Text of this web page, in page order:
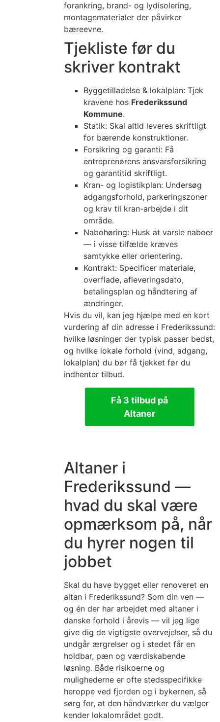
forankring, brand- og lydisolering,
montagematerialer der påvirker
bæreevne.
Tjekliste før du
skriver kontrakt
Byggetilladelse & lokalplan: Tjek
kravene hos Frederikssund
Kommune.
Statik: Skal altid leveres skriftligt
for bærende konstruktioner.
Forsikring og garanti: Få
entreprenørens ansvarsforsikring
og garantitid skriftligt.
Kran- og logistikplan: Undersøg
adgangsforhold, parkeringszoner
og krav til kran-arbejde i dit
område.
Nabohøring: Husk at varsle naboer
— i visse tilfælde kræves
samtykke eller orientering.
Kontrakt: Specificer materiale,
overflade, afleveringsdato,
betalingsplan og håndtering af
ændringer.
Hvis du vil, kan jeg hjælpe med en kort
vurdering af din adresse i Frederikssund:
hvilke løsninger der typisk passer bedst,
og hvilke lokale forhold (vind, adgang,
lokalplan) du bør få tjekket før du
indhenter tilbud.
Få 3 tilbud på
Altaner
Altaner i
Frederikssund —
hvad du skal være
opmærksom på, når
du hyrer nogen til
jobbet
Skal du have bygget eller renoveret en
altan i Frederikssund? Som din ven —
og én der har arbejdet med altaner i
danske forhold i årevis — vil jeg lige
give dig de vigtigste overvejelser, så du
undgår ærgrelser og i stedet får en
holdbar, pæn og værdiskabende
løsning. Både risikoerne og
mulighederne er ofte stedsspecifikke
heroppe ved fjorden og i bykernen, så
sørg for, at den håndværker du vælger
kender lokalområdet godt.